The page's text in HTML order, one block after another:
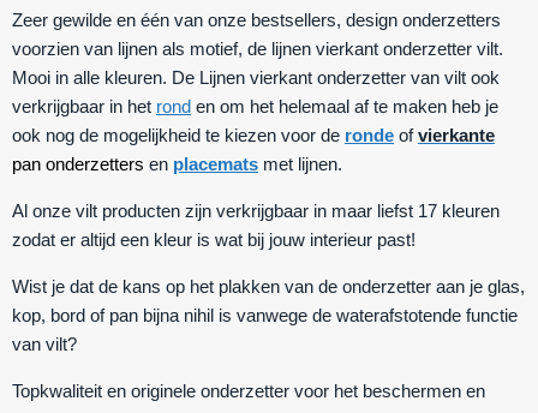
Zeer gewilde en één van onze bestsellers, design onderzetters
voorzien van lijnen als motief, de lijnen vierkant onderzetter vilt.
Mooi in alle kleuren. De Lijnen vierkant onderzetter van vilt ook
verkrijgbaar in het rond en om het helemaal af te maken heb je
ook nog de mogelijkheid te kiezen voor de ronde ofvierkante
pan onderzetters en placemats met lijnen.
Al onze vilt producten zijn verkrijgbaar in maar liefst 17 kleuren
zodat er altijd een kleur is wat bij jouw interieur past!
Wist je dat de kans op het plakken van de onderzetter aan je glas,
kop, bord of pan bijna nihil is vanwege de waterafstotende functie
van vilt?
Topkwaliteit en originele onderzetter voor het beschermen en